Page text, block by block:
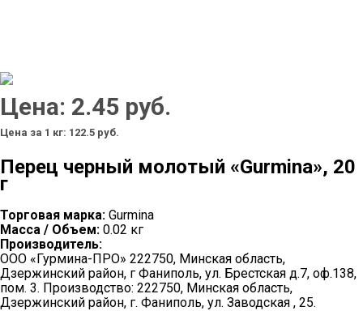
Цена: 2.45 руб.
Цена за 1 кг: 122.5 руб.
Перец черный молотый «Gurmina», 20
г
Торговая марка: Gurmina
Масса / Объем: 0.02 кг
Производитель:
ООО «Гурмина-ПРО» 222750, Минская область,
Дзержинский район, г Фаниполь, ул. Брестская д.7, оф.138,
пом. 3. Производство: 222750, Минская область,
Дзержинский район, г. Фаниполь, ул. Заводская , 25.